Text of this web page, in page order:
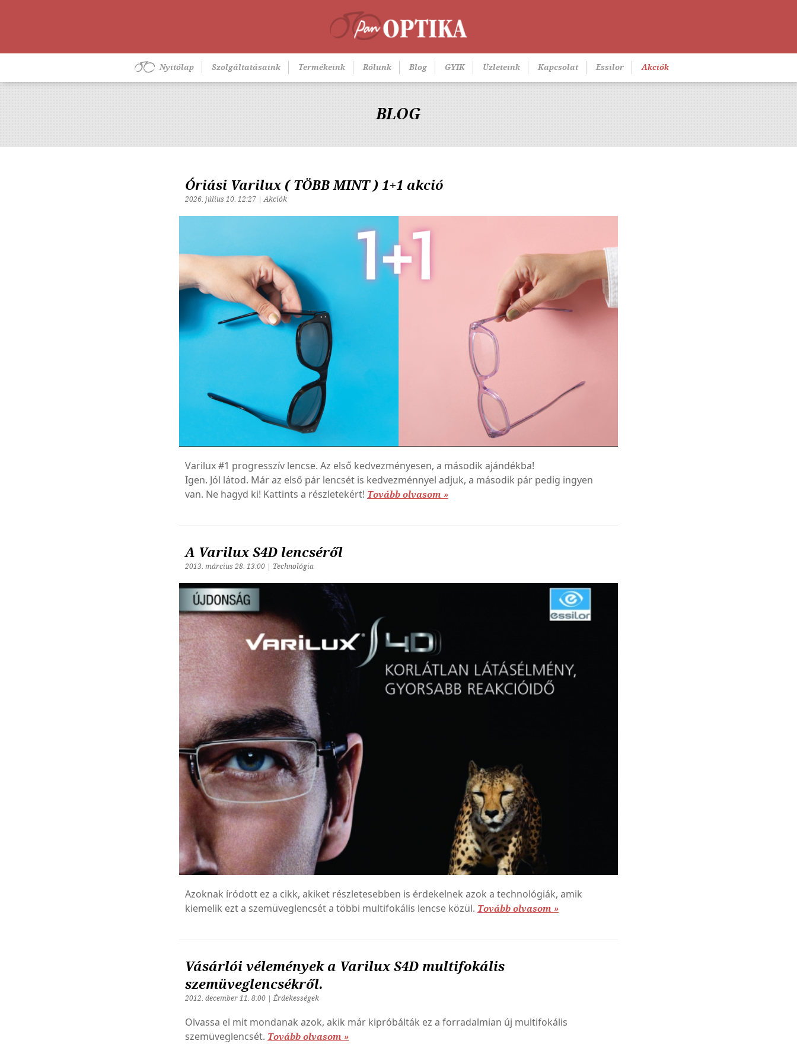
Nyitólap Szolgáltatásaink Termékeink Rólunk Blog GYIK Üzleteink Kapcsolat Essilor Akciók
BLOG
Óriási Varilux ( TÖBB MINT ) 1+1 akció
2026. július 10. 12:27 | Akciók
Varilux #1 progresszív lencse. Az első kedvezményesen, a második ajándékba!
Igen. Jól látod. Már az első pár lencsét is kedvezménnyel adjuk, a második pár pedig ingyen
van. Ne hagyd ki! Kattints a részletekért! Tovább olvasom »
A Varilux S4D lencséről
2013. március 28. 13:00 | Technológia
Azoknak íródott ez a cikk, akiket részletesebben is érdekelnek azok a technológiák, amik
kiemelik ezt a szemüveglencsét a többi multifokális lencse közül. Tovább olvasom »
Vásárlói vélemények a Varilux S4D multifokális
szemüveglencsékről.
2012. december 11. 8:00 | Érdekességek
Olvassa el mit mondanak azok, akik már kipróbálták ez a forradalmian új multifokális
szemüveglencsét. Tovább olvasom »